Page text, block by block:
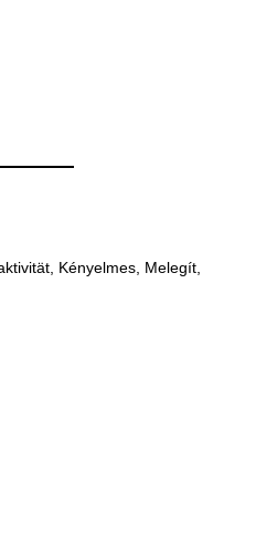
Kényelmes, Melegít,